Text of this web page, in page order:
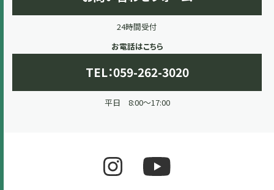
24時間受付
お電話はこちら
TEL：059-262-3020
平日 8:00～17:00